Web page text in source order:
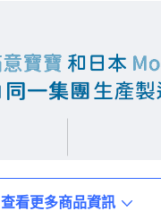
查看更多商品資訊